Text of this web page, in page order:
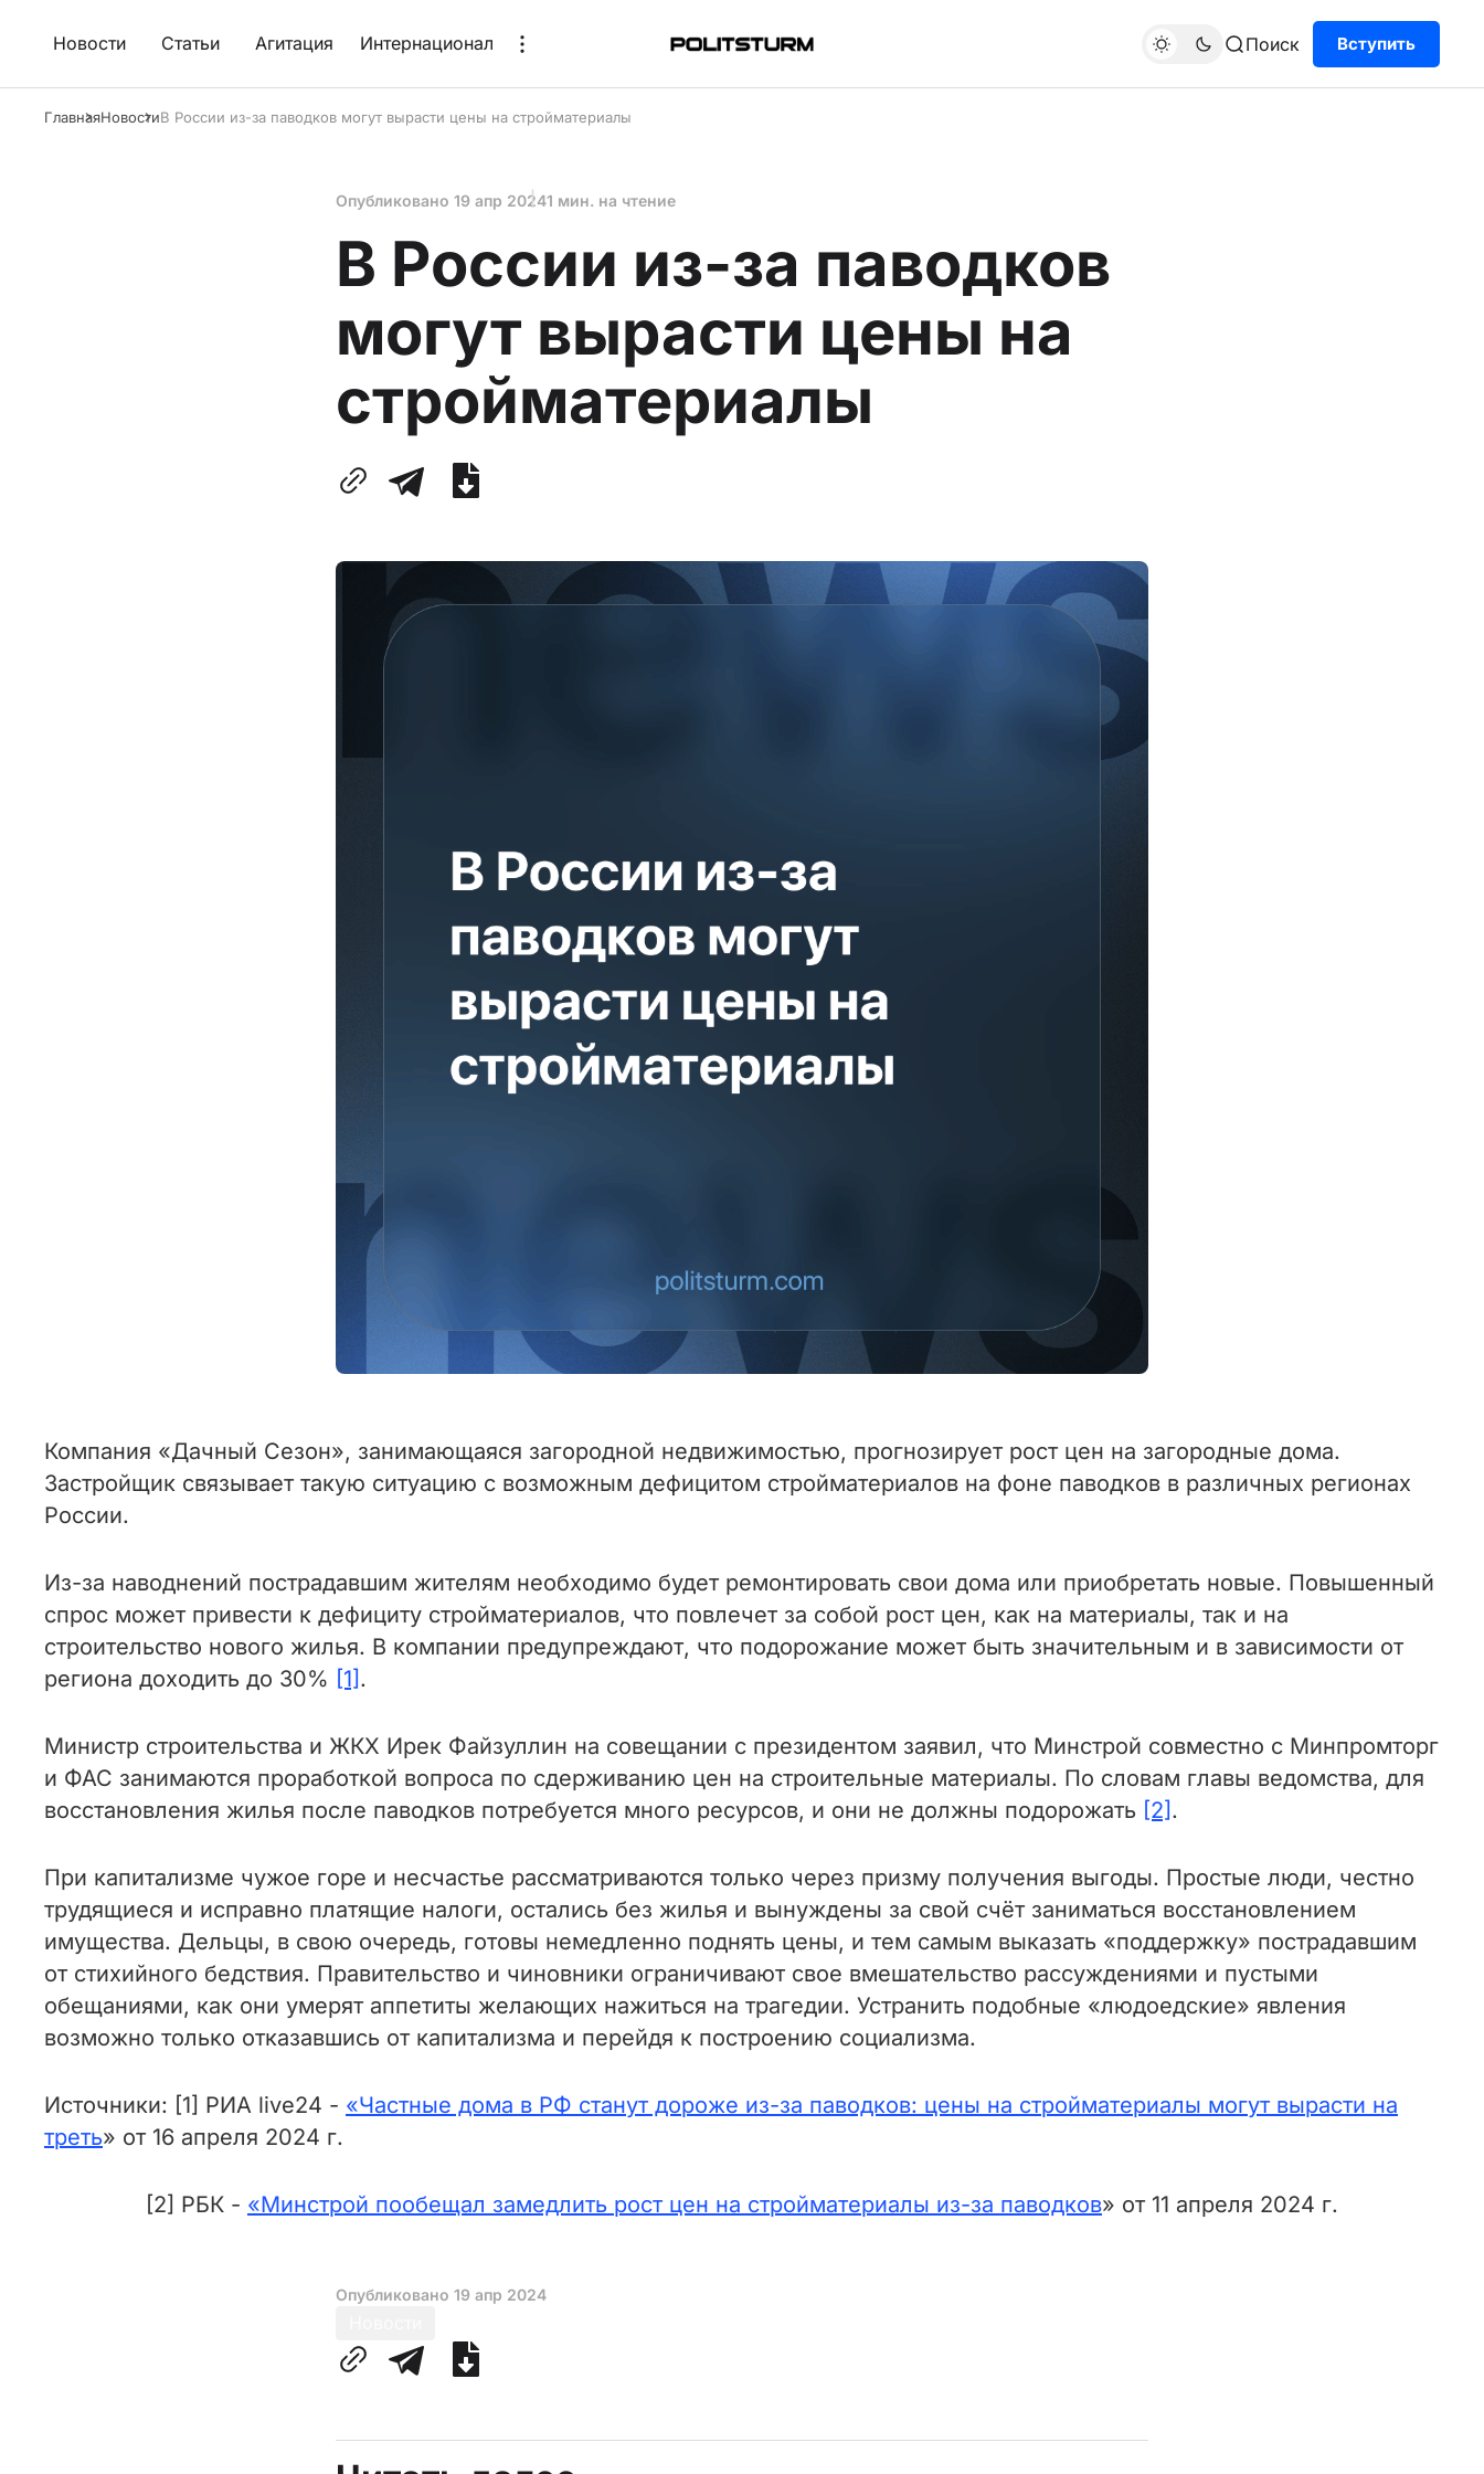
Новости Статьи Агитация Интернационал Поиск Вступить
ГлавнаяНовостиВ России из-за паводков могут вырасти цены на стройматериалы
Опубликовано 19 апр 20241 мин. на чтение
В России из-за паводков
могут вырасти цены на
стройматериалы
Компания «Дачный Сезон», занимающаяся загородной недвижимостью, прогнозирует рост цен на загородные дома.
Застройщик связывает такую ситуацию с возможным дефицитом стройматериалов на фоне паводков в различных регионах
России.
Из-за наводнений пострадавшим жителям необходимо будет ремонтировать свои дома или приобретать новые. Повышенный
спрос может привести к дефициту стройматериалов, что повлечет за собой рост цен, как на материалы, так и на
строительство нового жилья. В компании предупреждают, что подорожание может быть значительным и в зависимости от
региона доходить до 30% [1].
Министр строительства и ЖКХ Ирек Файзуллин на совещании с президентом заявил, что Минстрой совместно с Минпромторг
и ФАС занимаются проработкой вопроса по сдерживанию цен на строительные материалы. По словам главы ведомства, для
восстановления жилья после паводков потребуется много ресурсов, и они не должны подорожать [2].
При капитализме чужое горе и несчастье рассматриваются только через призму получения выгоды. Простые люди, честно
трудящиеся и исправно платящие налоги, остались без жилья и вынуждены за свой счёт заниматься восстановлением
имущества. Дельцы, в свою очередь, готовы немедленно поднять цены, и тем самым выказать «поддержку» пострадавшим
от стихийного бедствия. Правительство и чиновники ограничивают свое вмешательство рассуждениями и пустыми
обещаниями, как они умерят аппетиты желающих нажиться на трагедии. Устранить подобные «людоедские» явления
возможно только отказавшись от капитализма и перейдя к построению социализма.
Источники: [1] РИА live24 - «Частные дома в РФ станут дороже из-за паводков: цены на стройматериалы могут вырасти на
треть» от 16 апреля 2024 г.
[2] РБК - «Минстрой пообещал замедлить рост цен на стройматериалы из-за паводков» от 11 апреля 2024 г.
Опубликовано 19 апр 2024